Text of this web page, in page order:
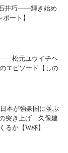
井巧――輝き始め
ート】
――松元ユウイチヘ
エピソード【しの
本が強豪国に並ぶ
突き上げ 久保建
るか【W杯】